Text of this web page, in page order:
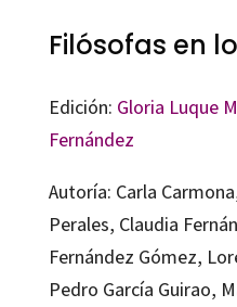
Filósofas en
Edición: Gloria Luque
Fernández
Autoría: Carla
Perales, Claudia
Fernández Gómez,
Pedro García Guirao,